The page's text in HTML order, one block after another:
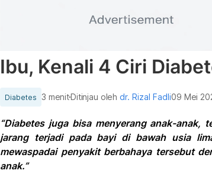
Ibu, Kenali 4 Ciri
Diabetes 3 menitDitinjau olehdr. Rizal Fadli09 Mei
“Diabetes juga bisa menyerang anak-anak,
jarang terjadi pada bayi di bawah usia
mewaspadai penyakit berbahaya tersebut
anak.”